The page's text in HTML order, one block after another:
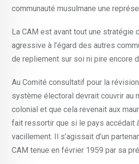
communauté musulmane une
La CAM est avant tout une stratégie
agressive à l’égard des autres
de repliement sur soi ni pire encore
Au Comité consultatif pour la
système électoral devrait couvrir au
colonial et que cela revenait aux
fait ressortir que si le pays accédait
vacillement. Il s’agissait d’un
CAM tenue en février 1959 par sa